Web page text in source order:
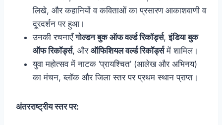
लिखे, और कहानियों व कविताओं का प्रसारण आकाशवाणी व
दूरदर्शन पर हुआ।
उनकी रचनाएँगोल्डन बुक ऑफ वर्ल्ड रिकॉर्ड्स,इंडिया बुक
ऑफ रिकॉर्ड्स, और ऑफिशियल वर्ल्ड रिकॉर्ड्समें शामिल।
युवा महोत्सव में नाटक ‘प्रायश्चित’ (आलेख और अभिनय)
का मंचन, ब्लॉक और जिला स्तर पर प्रथम स्थान प्राप्त।
अंतरराष्ट्रीय स्तर पर: